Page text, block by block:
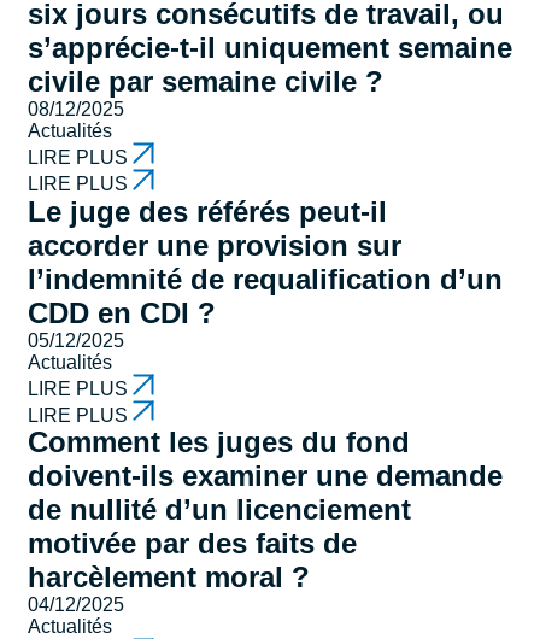
six jours consécutifs de travail, ou
s’apprécie-t-il uniquement semaine
civile par semaine civile ?
08/12/2025
Actualités
LIRE PLUS
LIRE PLUS
Le juge des référés peut-il
accorder une provision sur
l’indemnité de requalification d’un
CDD en CDI ?
05/12/2025
Actualités
LIRE PLUS
LIRE PLUS
Comment les juges du fond
doivent-ils examiner une demande
de nullité d’un licenciement
motivée par des faits de
harcèlement moral ?
04/12/2025
Actualités